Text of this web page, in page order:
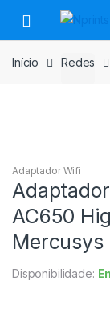
para
navegação
para
o
conteúdo
Início Redes
Adaptador Wifi
AC650
Mercusys
Disponibilidade: